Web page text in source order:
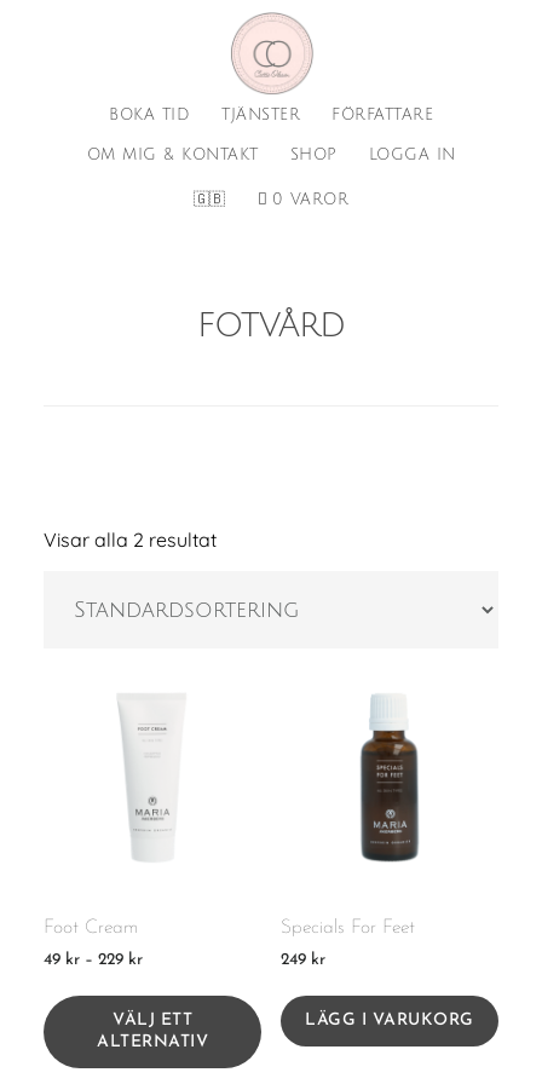
BOKA TID TJÄNSTER FÖRFATTARE
OM MIG & KONTAKT SHOP LOGGA IN
🇬🇧 0 VAROR
fotvård
Visar alla 2 resultat
Foot Cream
49 kr – 229 krPrisintervall:
till
229 kr
VÄLJ ETT
ALTERNATIV
här
produkten
Specials For Feet
249 kr
LÄGG I VARUKORG